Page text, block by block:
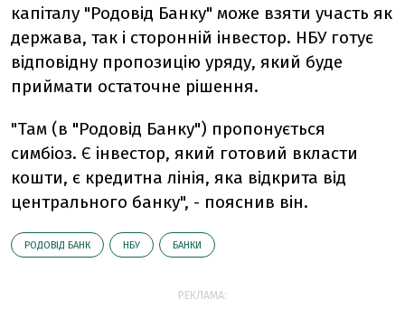
капіталу "Родовід Банку" може взяти участь як
держава, так і сторонній інвестор. НБУ готує
відповідну пропозицію уряду, який буде
приймати остаточне рішення.
"Там (в "Родовід Банку") пропонується
симбіоз. Є інвестор, який готовий вкласти
кошти, є кредитна лінія, яка відкрита від
центрального банку", - пояснив він.
РОДОВІД БАНК НБУ БАНКИ
РЕКЛАМА: